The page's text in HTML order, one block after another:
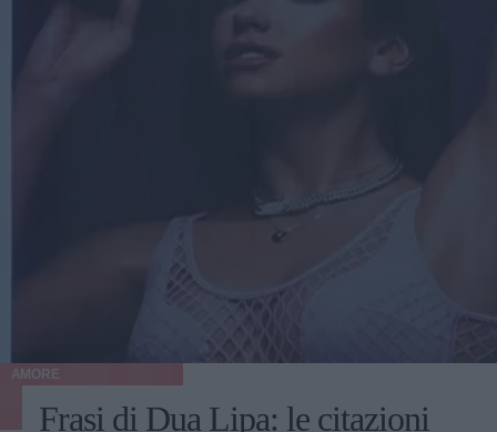
AMORE
Frasi di Dua Lipa: le citazioni